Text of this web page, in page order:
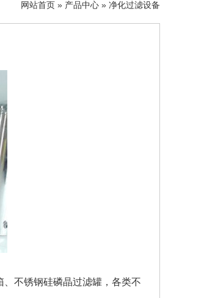
网站首页 » 产品中心 » 净化过滤设备
不锈钢硅磷晶过滤罐，各类不